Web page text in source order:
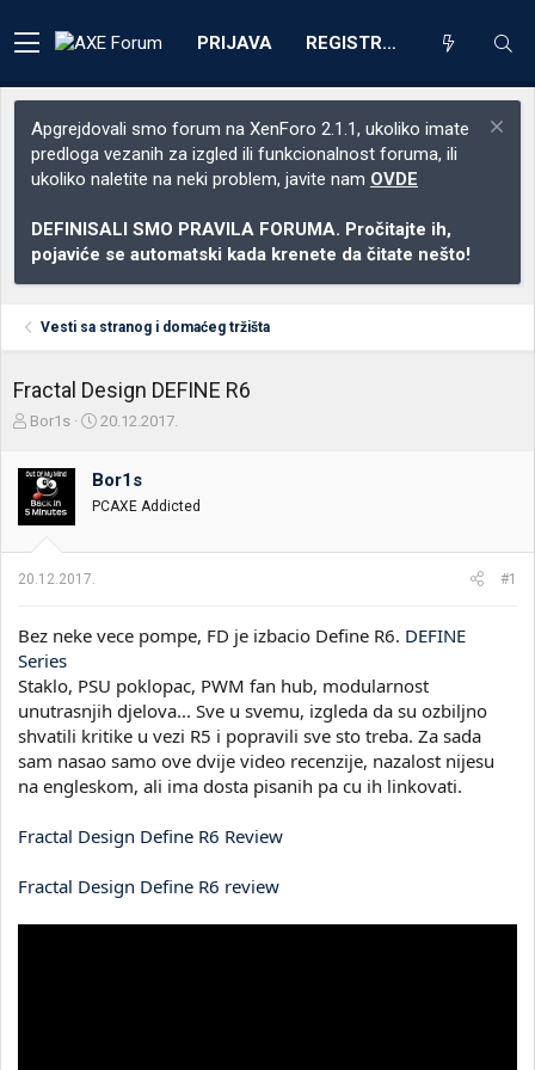
PRIJAVA REGISTRACIJA
Apgrejdovali smo forum na XenForo 2.1.1, ukoliko imate
predloga vezanih za izgled ili funkcionalnost foruma, ili
ukoliko naletite na neki problem, javite nam OVDE
DEFINISALI SMO PRAVILA FORUMA. Pročitajte ih,
pojaviće se automatski kada krenete da čitate nešto!
Vesti sa stranog i domaćeg tržišta
Fractal Design DEFINE R6
Z
e
t
n
i
k
m
e
Bor1s
D
u
m
o
t
n
a
20.12.2017.
Bor1s
PCAXE Addicted
20.12.2017. #1
Bez neke vece pompe, FD je izbacio Define R6. DEFINE
Series
Staklo, PSU poklopac, PWM fan hub, modularnost
unutrasnjih djelova... Sve u svemu, izgleda da su ozbiljno
shvatili kritike u vezi R5 i popravili sve sto treba. Za sada
sam nasao samo ove dvije video recenzije, nazalost nijesu
na engleskom, ali ima dosta pisanih pa cu ih linkovati.
Fractal Design Define R6 Review
Fractal Design Define R6 review